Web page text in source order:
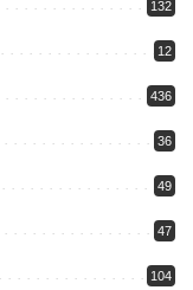
132
12
436
36
49
47
104